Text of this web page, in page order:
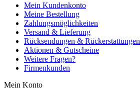
Mein Kundenkonto
Meine Bestellung
Zahlungsmöglichkeiten
Versand & Lieferung
Rücksendungen & Rückerstattungen
Aktionen & Gutscheine
Weitere Fragen?
Firmenkunden
Mein Konto